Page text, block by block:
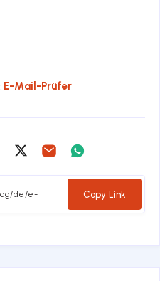
E-Mail-Prüfer
Share
Twitter
Share
Whatsapp
Copy Link